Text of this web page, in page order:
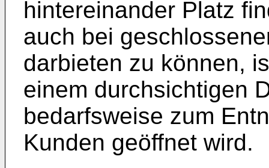
hintereinander Platz
auch bei
darbieten zu können,
einem durchsichtigen
bedarfsweise zum
Kunden geöffnet wird.